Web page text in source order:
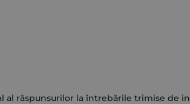
al răspunsurilor la întrebările trimise de